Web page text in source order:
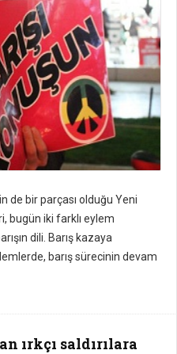
de bir parçası olduğu Yeni
bugün iki farklı eylem
dili. Barış kazaya
barış sürecinin devam
ırkçı saldırılara